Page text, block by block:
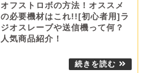
オフストロボの方法！オススメ
の必要機材はこれ!![初心者用]ラ
ジオスレーブや送信機って何？
人気商品紹介！